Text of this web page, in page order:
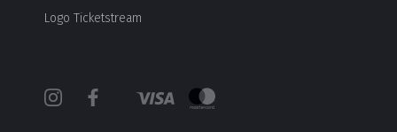
Logo Ticketstream